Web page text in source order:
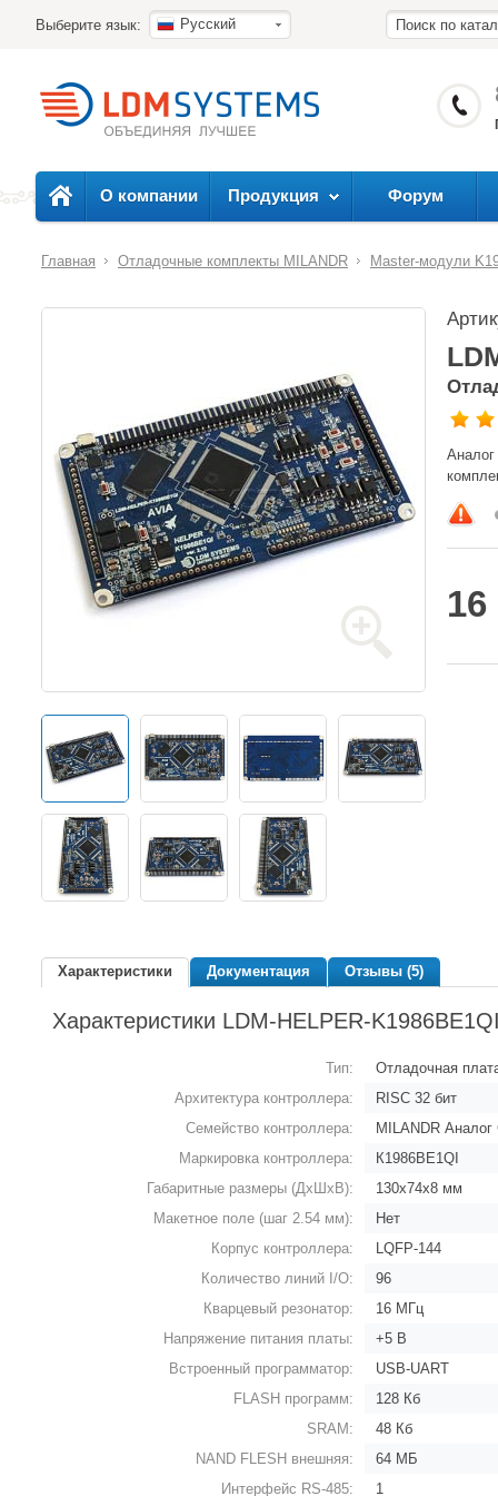
Выберите язык: Русский
О компании Продукция Форум
Главная Отладочные комплекты MILANDR Master-модули
Характеристики Документация Отзывы (5)
Характеристики LDM-HELPER-
Тип:
Отладочная
Архитектура контроллера:
RISC 32 бит
Семейство контроллера:
MILANDR Аналог
Маркировка контроллера:
К1986ВЕ1QI
Габаритные размеры (ДхШхВ):
130х74х8 мм
Макетное поле (шаг 2.54 мм):
Нет
Корпус контроллера:
LQFP-144
Количество линий I/O:
96
Кварцевый резонатор:
16 МГц
Напряжение питания платы:
+5 В
Встроенный программатор:
USB-UART
FLASH программ:
128 Кб
SRAM:
48 Кб
NAND FLESH внешняя:
64 МБ
Интерфейс RS-485:
1